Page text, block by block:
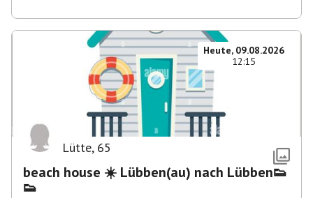
Heute, 09.08.2026
12:15
Lütte, 65
beach house ☀️ Lübben(au) nach Lübben👟
👟